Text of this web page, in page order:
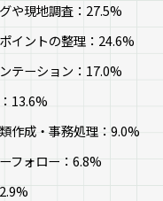
や現地調査：27.5%
イントの整理：24.6%
テーション：17.0%
13.6%
作成・事務処理：9.0%
フォロー：6.8%